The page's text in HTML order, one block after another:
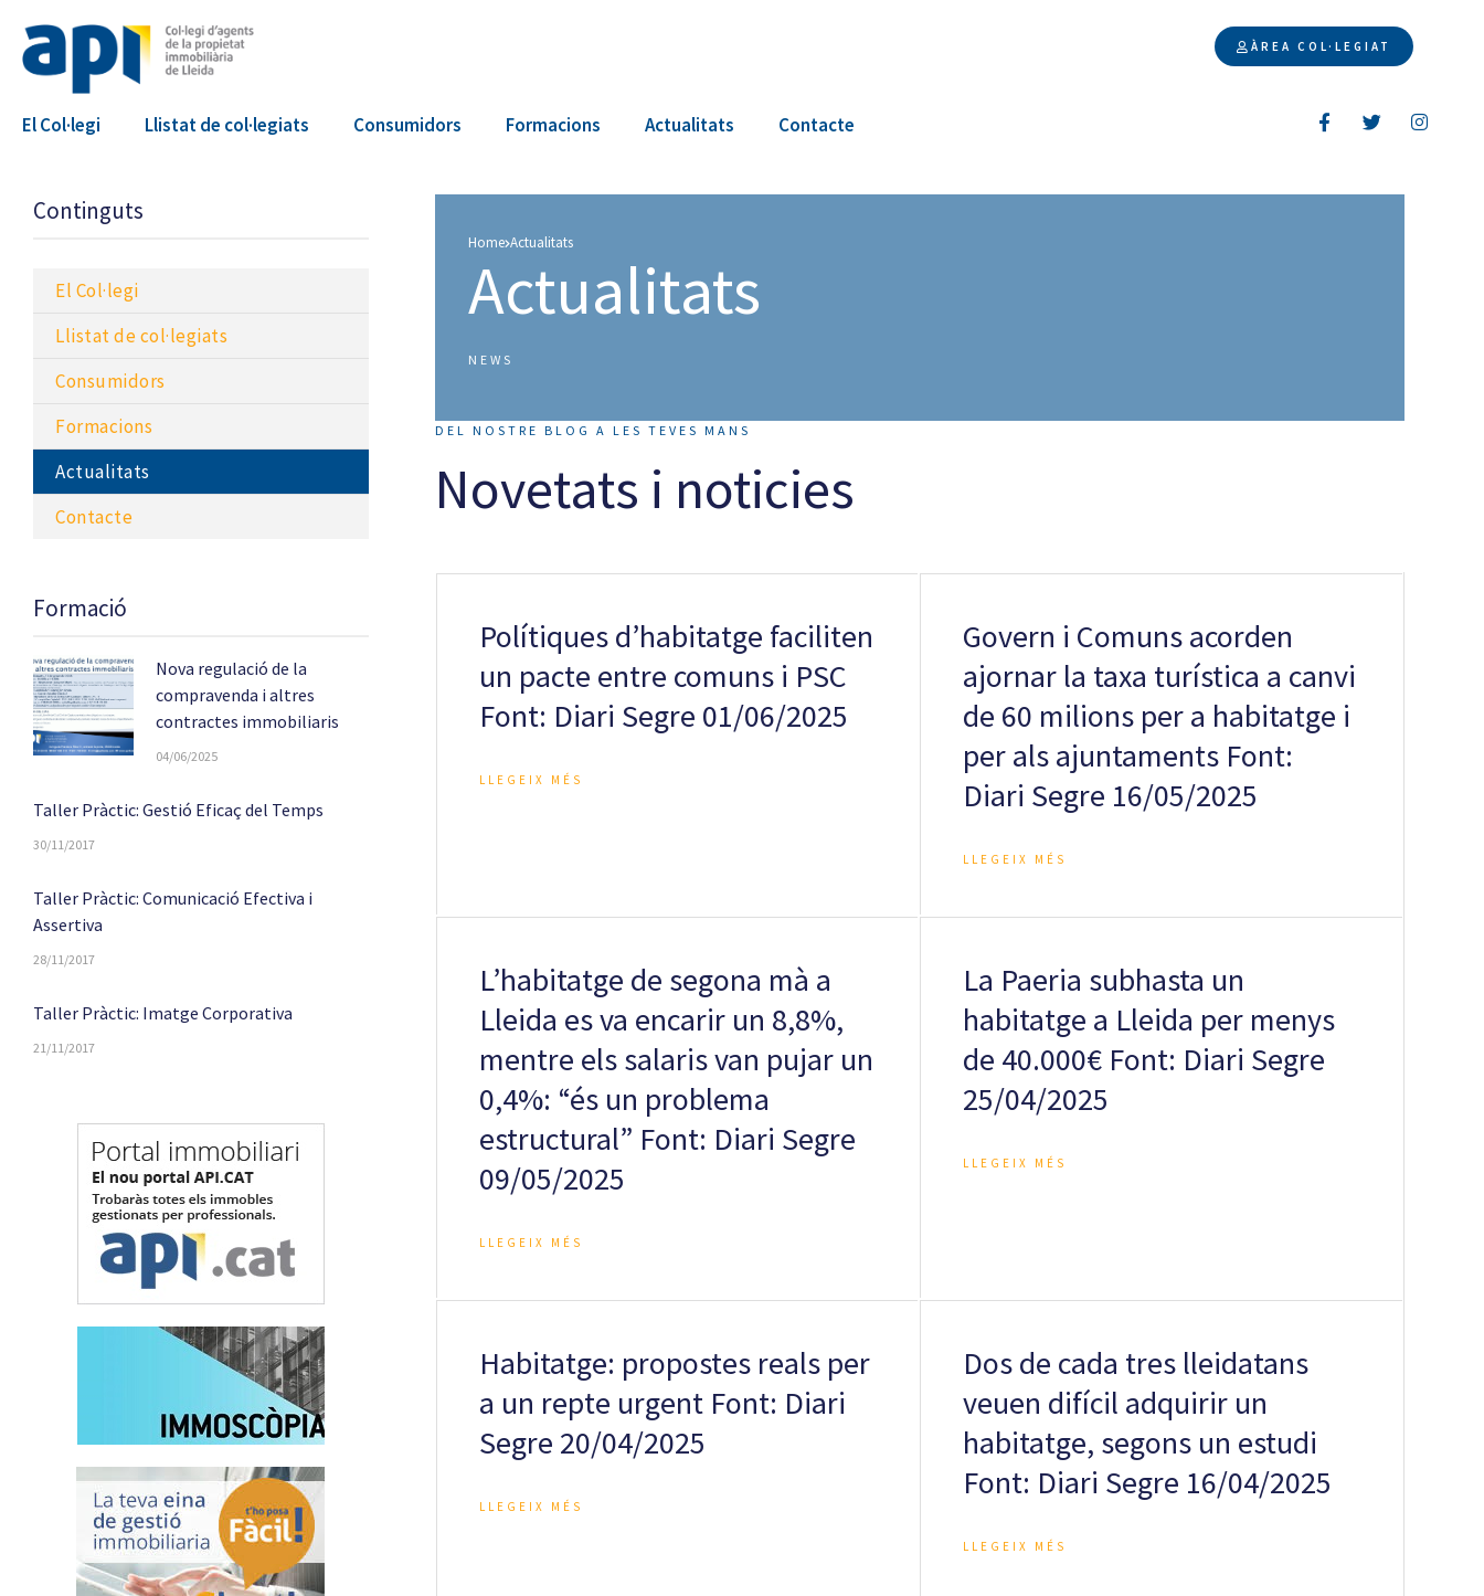
ÀREA COL·LEGIAT
El Col·legi Llistat de col·legiats Consumidors Formacions Actualitats Contacte
Continguts
El Col·legi
Llistat de col·legiats
Consumidors
Formacions
Actualitats
Contacte
Formació
Nova regulació de la
compravenda i altres
contractes immobiliaris
04/06/2025
Taller Pràctic: Gestió Eficaç del Temps
30/11/2017
Taller Pràctic: Comunicació Efectiva i
Assertiva
28/11/2017
Taller Pràctic: Imatge Corporativa
21/11/2017
Home Actualitats
Actualitats
NEWS
DEL NOSTRE BLOG A LES TEVES MANS
Novetats i noticies
Polítiques d’habitatge faciliten
un pacte entre comuns i PSC
Font: Diari Segre 01/06/2025
LLEGEIX MÉS
Govern i Comuns acorden
ajornar la taxa turística a canvi
de 60 milions per a habitatge i
per als ajuntaments Font:
Diari Segre 16/05/2025
LLEGEIX MÉS
L’habitatge de segona mà a
Lleida es va encarir un 8,8%,
mentre els salaris van pujar un
0,4%: “és un problema
estructural” Font: Diari Segre
09/05/2025
LLEGEIX MÉS
La Paeria subhasta un
habitatge a Lleida per menys
de 40.000€ Font: Diari Segre
25/04/2025
LLEGEIX MÉS
Habitatge: propostes reals per
a un repte urgent Font: Diari
Segre 20/04/2025
LLEGEIX MÉS
Dos de cada tres lleidatans
veuen difícil adquirir un
habitatge, segons un estudi
Font: Diari Segre 16/04/2025
LLEGEIX MÉS